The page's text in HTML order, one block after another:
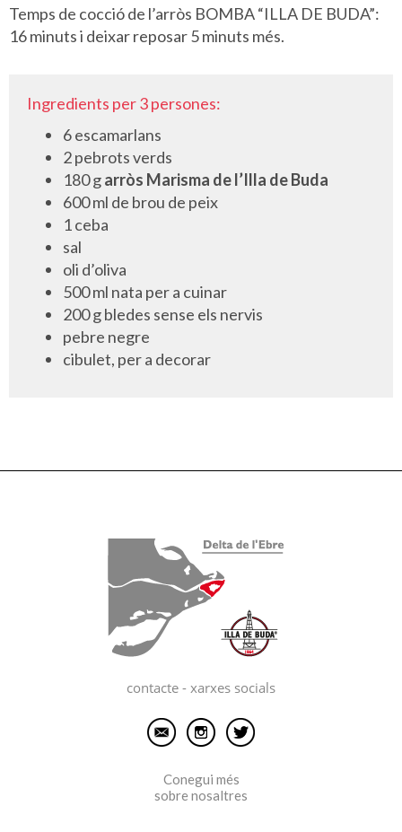
Temps de cocció de l’arròs BOMBA “ILLA DE BUDA”:
16 minuts i deixar reposar 5 minuts més.
Ingredients per 3 persones:
6 escamarlans
2 pebrots verds
180 garròs Marisma de l’Illa de Buda
600 ml de brou de peix
1 ceba
sal
oli d’oliva
500 ml nata per a cuinar
200 g bledes sense els nervis
pebre negre
cibulet, per a decorar
contacte - xarxes socials
Conegui més
sobre nosaltres